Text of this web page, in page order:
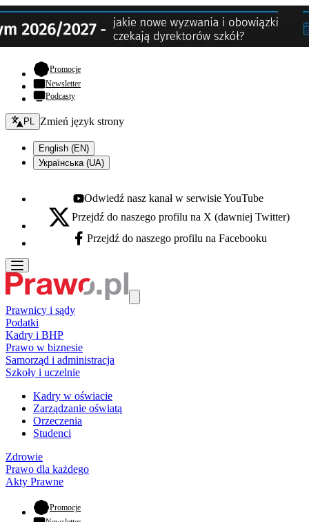
Promocje- otwiera się w nowej karcie
Newsletter
Podcasty
Zmień język - bieżący:
PL Zmień język strony
English (EN)
Українська (UA)
Youtube - otwiera się w nowej karcie
Odwiedź nasz kanał w serwisie YouTube
X - otwiera się w nowej karcie
Przejdź do naszego profilu na X (dawniej Twitter)
Facebook - otwiera się w nowej karcie
Przejdź do naszego profilu na Facebooku
Prawnicy i sądy
Podatki
Kadry i BHP
Prawo w biznesie
Samorząd i administracja
Szkoły i uczelnie
Kadry w oświacie
Zarządzanie oświatą
Orzeczenia
Studenci
Zdrowie
Prawo dla każdego
Akty Prawne
Promocje- otwiera się w nowej karcie